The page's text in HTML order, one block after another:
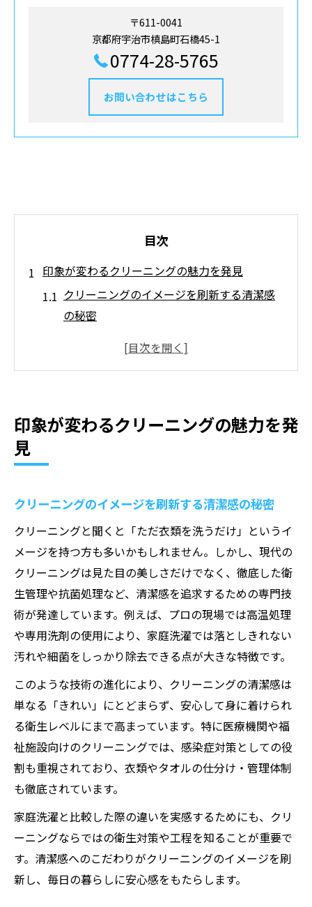
〒611-0041
京都府宇治市槙島町石橋45-1
0774-28-5765
お問い合わせはこちら
目次
印象が変わるクリーニングの魅力を発見
クリーニングのイメージを刷新する清潔感
の秘密
クリーニングで得られる快適な生活の変化
解説
クリーニング技術がもたらす清潔感の理由
くみ
クリーニングで衣類が綺麗になる理由を徹
底解説
クリーニングはなぜ綺麗になるのか科学的
視点
クリーニング技術の進化がもたらす安心感
クリーニングの清潔効果と家庭洗濯の違い
効率重視ならクリーニング活用が最適
クリーニング利用で時短と効率化を実現す
る方法
クリーニングが日々の家事負担を軽減する
理由
効率的なクリーニングサービス活用術を紹
介
クリーニングで生活全体の効率化を図るポ
イント
印象が変わるクリーニングの魅力を発
見
クリーニングのイメージを刷新する清潔感の秘密
クリーニングと聞くと「ただ衣類を洗うだけ」というイ
メージを持つ方も多いかもしれません。しかし、現代の
クリーニングは見た目の美しさだけでなく、徹底した衛
生管理や抗菌処理など、清潔感を追求するための専門技
術が発達しています。例えば、プロの現場では高温処理
や専用洗剤の使用により、家庭洗濯では落としきれない
汚れや細菌をしっかり除去できる点が大きな特徴です。
このような技術の進化により、クリーニングの清潔感は
単なる「きれい」にとどまらず、安心して身に着けられ
る衛生レベルにまで高まっています。特に医療機関や福
祉施設向けのクリーニングでは、感染症対策としての役
割も重視されており、衣類やタオルの仕分け・管理体制
も徹底されています。
家庭洗濯と比較した際の違いを実感するためにも、クリ
ーニングならではの衛生対策や工程を知ることが重要で
す。清潔感へのこだわりがクリーニングのイメージを刷
新し、毎日の暮らしに安心感をもたらします。